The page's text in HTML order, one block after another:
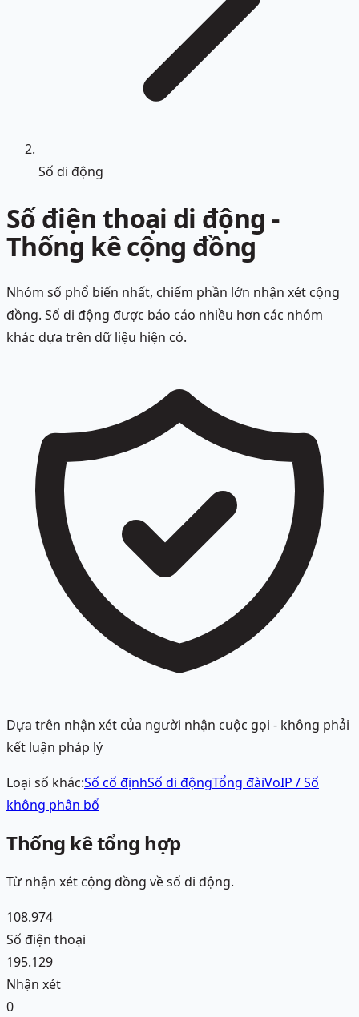
Số di động
Số điện thoại di động -
Thống kê cộng đồng
Nhóm số phổ biến nhất, chiếm phần lớn nhận xét cộng
đồng. Số di động được báo cáo nhiều hơn các nhóm
khác dựa trên dữ liệu hiện có.
Dựa trên nhận xét của người nhận cuộc gọi - không phải
kết luận pháp lý
Loại số khác:Số cố địnhSố di độngTổng đàiVoIP / Số
không phân bổ
Thống kê tổng hợp
Từ nhận xét cộng đồng vềsố di động.
108.974
Số điện thoại
195.129
Nhận xét
0